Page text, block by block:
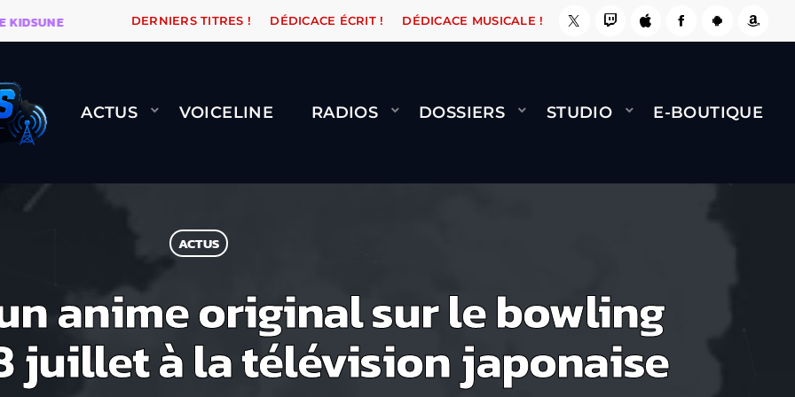
WARÉTRO ORANGE ROAD QUI PASSE, ÇA LE FAIT ! NAMI BERNARD MINET - FLY
DERNIERS TITRES ! DÉDICACE ÉCRIT ! DÉDICACE MUSICALE !
ACTUS VOICELINE RADIOS DOSSIERS STUDIO E-BOUTIQUE
ACTUS
anime original sur le bowling
juillet à la télévision japonaise